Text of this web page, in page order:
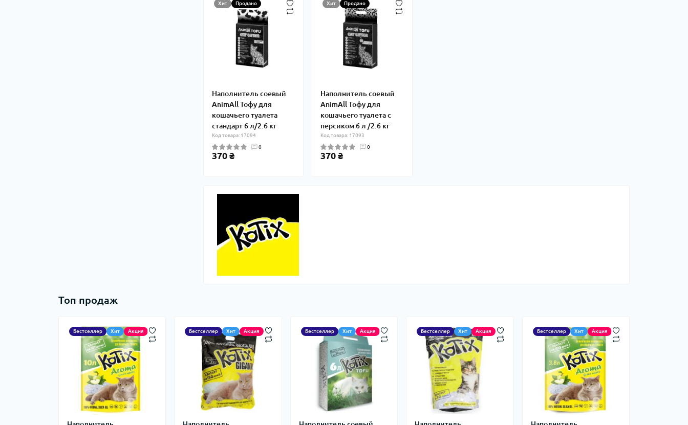
Хит Продано
Наполнитель соевый
AnimАll Тофу для
кошачьего туалета
стандарт 6 л/2.6 кг
Код товара: 17094
0
370 ₴
Хит Продано
Наполнитель соевый
AnimАll Тофу для
кошачьего туалета с
персиком 6 л /2.6 кг
Код товара: 17093
0
370 ₴
Топ продаж
Бестселлер Хит Акция Бестселлер Хит Акция Бестселлер Хит Акция Бестселлер Хит Акция Бестселлер Хит Акция